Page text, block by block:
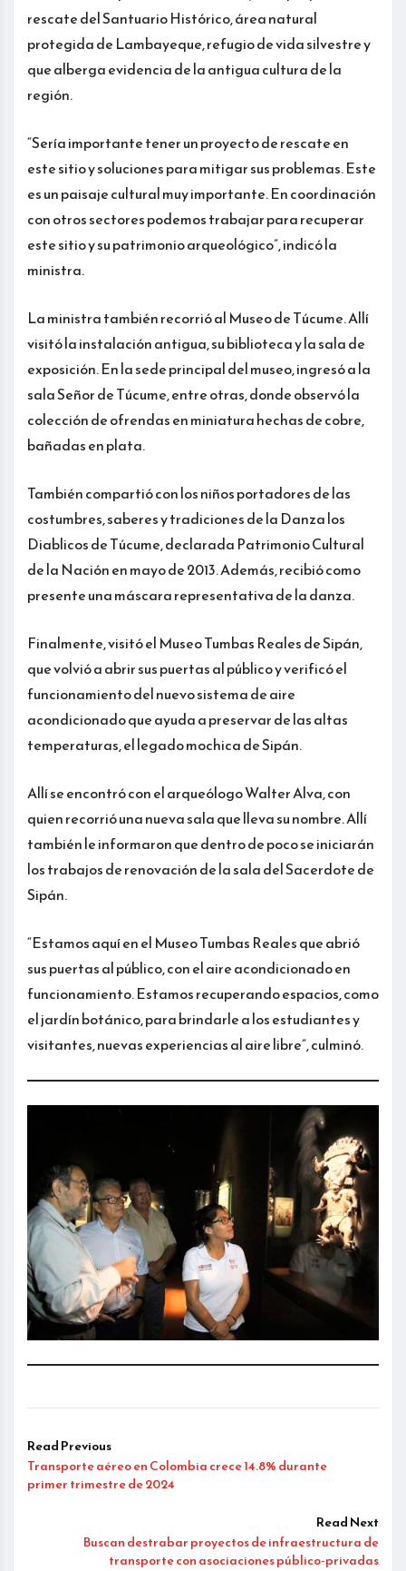
rescate del Santuario Histórico, área natural
protegida de Lambayeque, refugio de vida silvestre y
que alberga evidencia de la antigua cultura de la
región.
“Sería importante tener un proyecto de rescate en
este sitio y soluciones para mitigar sus problemas. Este
es un paisaje cultural muy importante. En coordinación
con otros sectores podemos trabajar para recuperar
este sitio y su patrimonio arqueológico”, indicó la
ministra.
La ministra también recorrió al Museo de Túcume. Allí
visitó la instalación antigua, su biblioteca y la sala de
exposición. En la sede principal del museo, ingresó a la
sala Señor de Túcume, entre otras, donde observó la
colección de ofrendas en miniatura hechas de cobre,
bañadas en plata.
También compartió con los niños portadores de las
costumbres, saberes y tradiciones de la Danza los
Diablicos de Túcume, declarada Patrimonio Cultural
de la Nación en mayo de 2013. Además, recibió como
presente una máscara representativa de la danza.
Finalmente, visitó el Museo Tumbas Reales de Sipán,
que volvió a abrir sus puertas al público y verificó el
funcionamiento del nuevo sistema de aire
acondicionado que ayuda a preservar de las altas
temperaturas, el legado mochica de Sipán.
Allí se encontró con el arqueólogo Walter Alva, con
quien recorrió una nueva sala que lleva su nombre. Allí
también le informaron que dentro de poco se iniciarán
los trabajos de renovación de la sala del Sacerdote de
Sipán.
“Estamos aquí en el Museo Tumbas Reales que abrió
sus puertas al público, con el aire acondicionado en
funcionamiento. Estamos recuperando espacios, como
el jardín botánico, para brindarle a los estudiantes y
visitantes, nuevas experiencias al aire libre”, culminó.
Read Previous
Transporte aéreo en Colombia crece 14.8% durante
primer trimestre de 2024
Read Next
Buscan destrabar proyectos de infraestructura de
transporte con asociaciones público-privadas